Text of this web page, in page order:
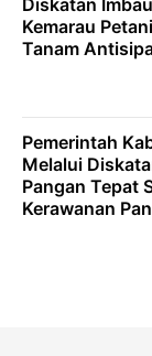
Diskatan
Kemarau
Tanam
Pemerintah
Melalui
Pangan Tepat
Kerawanan